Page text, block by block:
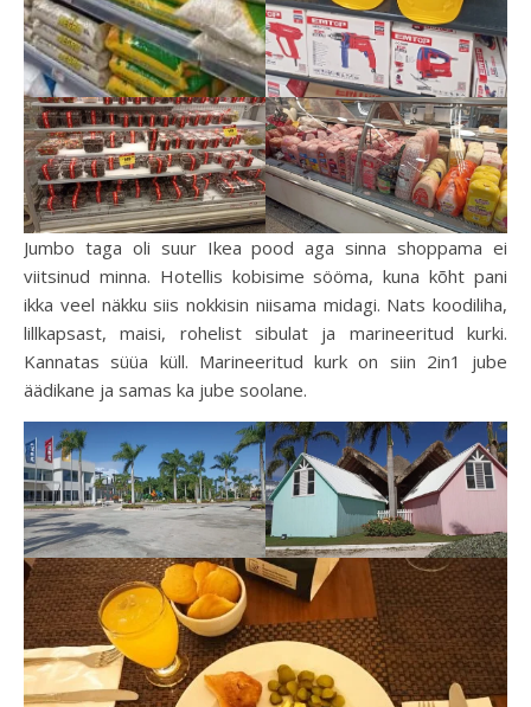
Jumbo taga oli suur Ikea pood aga sinna shoppama ei
viitsinud minna. Hotellis kobisime sööma, kuna kõht pani
ikka veel näkku siis nokkisin niisama midagi. Nats koodiliha,
lillkapsast, maisi, rohelist sibulat ja marineeritud kurki.
Kannatas süüa küll. Marineeritud kurk on siin 2in1 jube
äädikane ja samas ka jube soolane.